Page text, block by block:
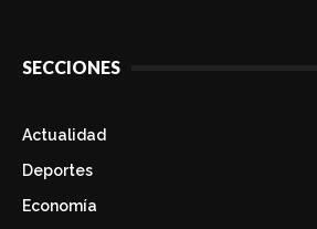
SECCIONES
Actualidad
Deportes
Economía